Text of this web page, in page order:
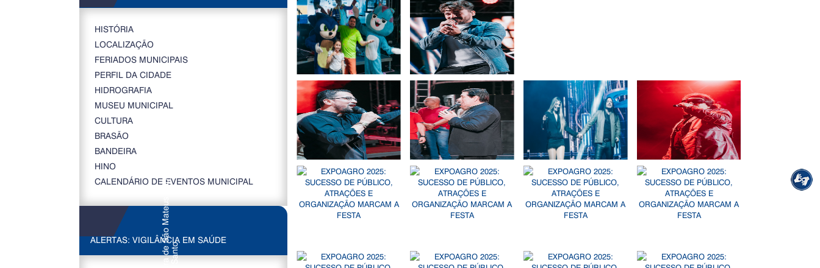
HISTÓRIA
LOCALIZAÇÃO
FERIADOS MUNICIPAIS
PERFIL DA CIDADE
HIDROGRAFIA
MUSEU MUNICIPAL
CULTURA
BRASÃO
BANDEIRA
HINO
CALENDÁRIO DE EVENTOS MUNICIPAL
ALERTAS: VIGILÂNCIA EM SAÚDE